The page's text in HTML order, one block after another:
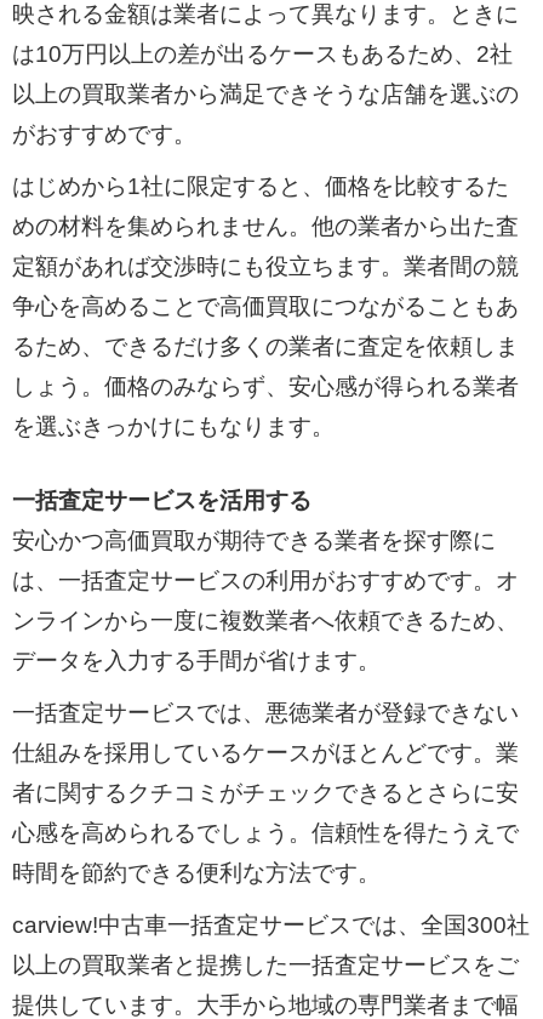
映される金額は業者によって異なります。ときに
は10万円以上の差が出るケースもあるため、2社
以上の買取業者から満足できそうな店舗を選ぶの
がおすすめです。
はじめから1社に限定すると、価格を比較するた
めの材料を集められません。他の業者から出た査
定額があれば交渉時にも役立ちます。業者間の競
争心を高めることで高価買取につながることもあ
るため、できるだけ多くの業者に査定を依頼しま
しょう。価格のみならず、安心感が得られる業者
を選ぶきっかけにもなります。
一括査定サービスを活用する
安心かつ高価買取が期待できる業者を探す際に
は、一括査定サービスの利用がおすすめです。オ
ンラインから一度に複数業者へ依頼できるため、
データを入力する手間が省けます。
一括査定サービスでは、悪徳業者が登録できない
仕組みを採用しているケースがほとんどです。業
者に関するクチコミがチェックできるとさらに安
心感を高められるでしょう。信頼性を得たうえで
時間を節約できる便利な方法です。
carview!中古車一括査定サービスでは、全国300社
以上の買取業者と提携した一括査定サービスをご
提供しています。大手から地域の専門業者まで幅